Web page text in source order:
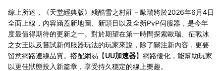
綜上所述，《天堂經典版》殘酷雪之村莊－歐瑞將於2026年6月4日
全面上線，內容涵蓋新地圖、新頭目以及全新PvP伺服器，是今年
度最值得期待的更新之一。對於期望在第一時間探索歐瑞、征戰冰
之女王以及嘗試新伺服器玩法的玩家來說，除了關注新內容，更要
留意網路連線品質。搭配網易【UU加速器】網路優化，能幫助玩家
以更佳狀態投入新篇章，享受持久穩定的線上樂趣。